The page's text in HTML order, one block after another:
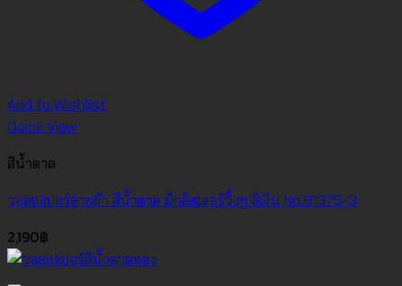
Add to Wishlist
Quick View
สีน้ำตาล
วอลเปเปอร์ลายผ้า สีน้ำตาล มีกลิตเตอร์วิ้งๆ สีเงิน No.81375-3
2,190฿